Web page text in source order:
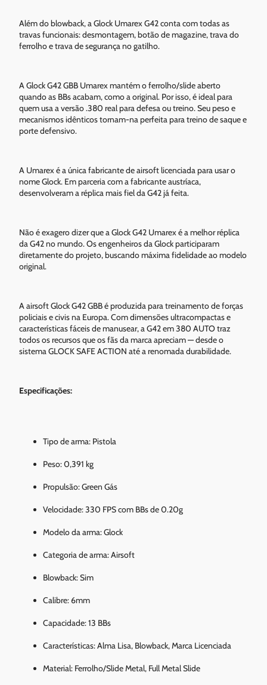
Além do blowback, a Glock Umarex G42 conta com todas as
travas funcionais: desmontagem, botão de magazine, trava do
ferrolho e trava de segurança no gatilho.
A Glock G42 GBB Umarex mantém o ferrolho/slide aberto
quando as BBs acabam, como a original. Por isso, é ideal para
quem usa a versão .380 real para defesa ou treino. Seu peso e
mecanismos idênticos tornam-na perfeita para treino de saque e
porte defensivo.
A Umarex é a única fabricante de airsoft licenciada para usar o
nome Glock. Em parceria com a fabricante austríaca,
desenvolveram a réplica mais fiel da G42 já feita.
Não é exagero dizer que a Glock G42 Umarex é a melhor réplica
da G42 no mundo. Os engenheiros da Glock participaram
diretamente do projeto, buscando máxima fidelidade ao modelo
original.
A airsoft Glock G42 GBB é produzida para treinamento de forças
policiais e civis na Europa. Com dimensões ultracompactas e
características fáceis de manusear, a G42 em 380 AUTO traz
todos os recursos que os fãs da marca apreciam — desde o
sistema GLOCK SAFE ACTION até a renomada durabilidade.
Especificações:
Tipo de arma: Pistola
Peso: 0,391 kg
Propulsão: Green Gás
Velocidade: 330 FPS com BBs de 0.20g
Modelo da arma: Glock
Categoria de arma: Airsoft
Blowback: Sim
Calibre: 6mm
Capacidade: 13 BBs
Características: Alma Lisa, Blowback, Marca Licenciada
Material: Ferrolho/Slide Metal, Full Metal Slide